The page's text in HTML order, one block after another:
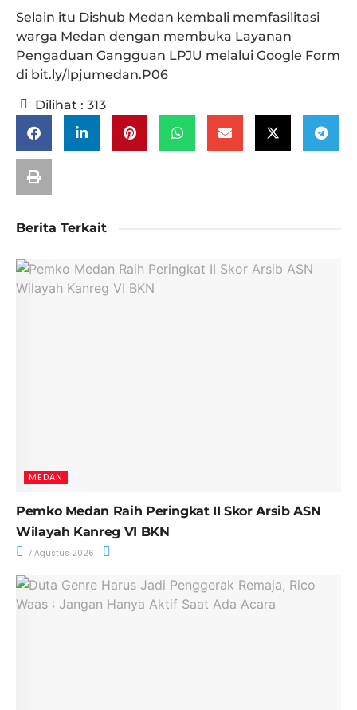
Selain itu Dishub Medan kembali memfasilitasi
warga Medan dengan membuka Layanan
Pengaduan Gangguan LPJU melalui Google Form
di bit.ly/lpjumedan.P06
Dilihat : 313
Berita Terkait
MEDAN
Pemko Medan Raih Peringkat II Skor Arsib ASN
Wilayah Kanreg VI BKN
7 Agustus 2026